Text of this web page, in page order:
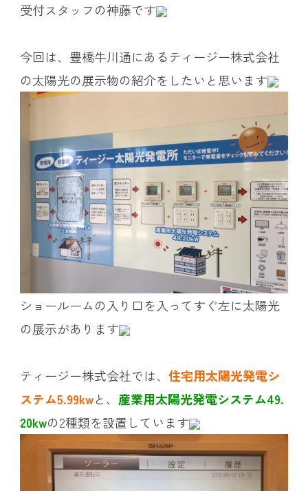
受付スタッフの神藤です
今回は、豊橋牛川通にあるティージー株式会社
の太陽光の展示物の紹介をしたいと思います
ショールームの入り口を入ってすぐ左に太陽光
の展示があります
ティージー株式会社では、 住宅用太陽光発電シ
ステム5.99kwと、 産業用太陽光発電システム49.
20kwの2種類を設置しています